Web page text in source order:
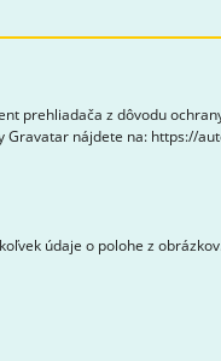
prehliadača z dôvodu
nájdete na: https://
údaje o polohe z